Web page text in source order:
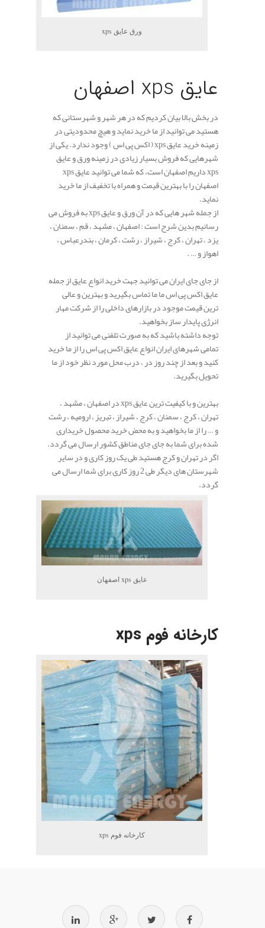
ورق عایق xps
عایق xps اصفهان
در بخش بالا بیان کردیم که در هر شهر و شهرستانی که
هستید می توانید از ما خرید نماید و هیچ محدودیتی در
زمینه خرید عایق xps ( اکس پی اس ) وجود ندارد. یکی از
شهرهایی که فروش بسیار زیادی در زمینه ورق و عایق
xps داریم اصفهان است، که شما می توانید عایق xps
اصفهان را با بهترین قیمت و همراه با تخفیف از ما خرید
نماید.
از جمله شهر هایی که در آن ورق و عایق xps به فروش می
رسانیم بدین شرح است : اصفهان ، مشهد ، قم ، سمنان ،
یزد ، تهران ، کرج ، شیراز ، رشت ، کرمان ، بندرعباس ،
اهواز و … .
از جای جای ایران می توانید جهت خرید انواع عایق از جمله
عایق اکس پی اس ما ما تماس بگیرید و بهترین و عالی
ترین قیمت موجود در بازارهای داخلی را از شرکت مهار
انرژی پایدار ساز بخواهید.
توجه داشته باشید که به صورت تلفنی می توانید از
تمامی شهرهای ایران انواع عایق اکس پی اس را از ما خرید
کنید و بعد از چند روز در ، درب محل مورد نظر خود از ما
تحویل بگیرید.
بهترین و با کیفیت ترین عایق xps در اصفهان ، مشهد ،
تهران ، کرج ، سمنان ، کرج ، شیراز ، تبریز ، ارومیه ، رشت
و … را از ما بخواهید و به محض خرید محصول خریداری
شده برای شما به جای جای مناطق کشور ارسال می گردد.
اگر در تهران و کرج هستید طی یک روز کاری و در سایر
شهرستان های دیگر طی 2 روز کاری برای شما ارسال می
گردد.
عایق xps اصفهان
کارخانه فوم xps
کارخانه فوم xps